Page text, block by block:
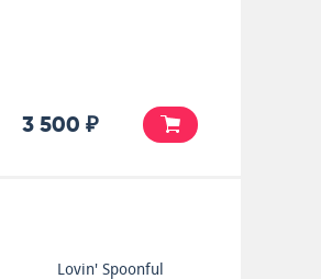
3 500 ₽
Lovin' Spoonful